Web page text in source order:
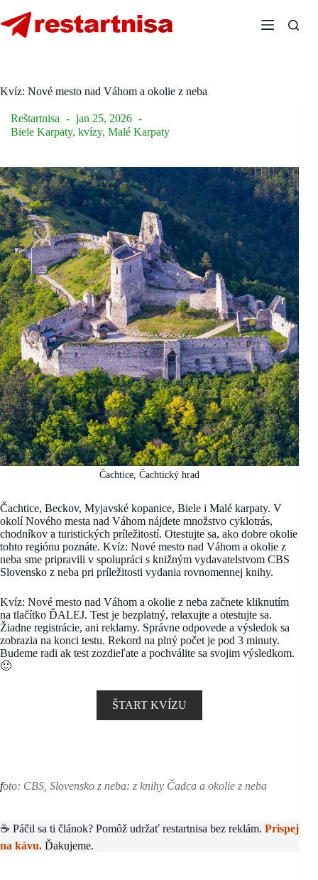
to
content
Kvíz: Nové mesto nad Váhom a okolie z neba
Reštartnisa
jan 25, 2026
Biele Karpaty, kvízy, Malé Karpaty
Čachtice, Čachtický hrad
Čachtice, Beckov, Myjavské kopanice, Biele i Malé karpaty. V
okolí Nového mesta nad Váhom nájdete množstvo cyklotrás,
chodníkov a turistických príležitostí. Otestujte sa, ako dobre okolie
tohto regiónu poznáte. Kvíz: Nové mesto nad Váhom a okolie z
neba sme pripravili v spolupráci s knižným vydavatelstvom CBS
Slovensko z neba pri príležitosti vydania rovnomennej knihy.
Kvíz: Nové mesto nad Váhom a okolie z neba začnete kliknutím
na tlačítko ĎALEJ. Test je bezplatný, relaxujte a otestujte sa.
Žiadne registrácie, ani reklamy. Správne odpovede a výsledok sa
zobrazia na konci testu. Rekord na plný počet je pod 3 minuty.
Budeme radi ak test zozdieľate a pochválite sa svojim výsledkom.
🙂
ŠTART KVÍZU
foto: CBS, Slovensko z neba: z knihy Čadca a okolie z neba
☕ Páčil sa ti článok? Pomôž udržať restartnisa bez reklám. Prispej
na kávu. Ďakujeme.